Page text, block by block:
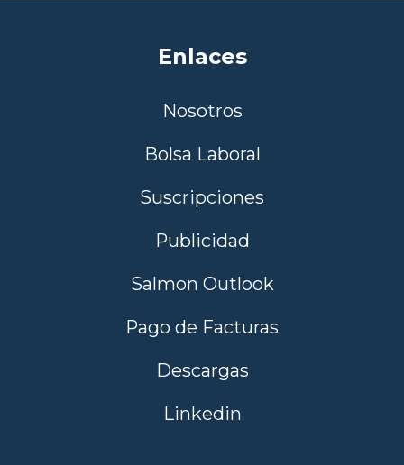
Enlaces
Nosotros
Bolsa Laboral
Suscripciones
Publicidad
Salmon Outlook
Pago de Facturas
Descargas
Linkedin